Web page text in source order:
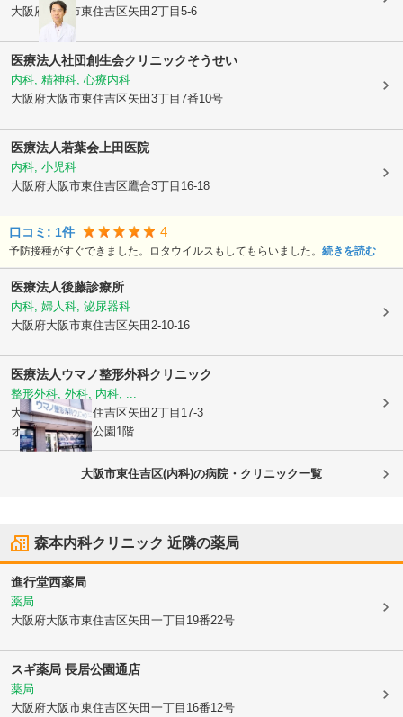
大阪府大阪市東住吉区矢田2丁目5-6
医療法人社団創生会クリニックそうせい
内科, 精神科, 心療内科
大阪府大阪市東住吉区矢田3丁目7番10号
医療法人若葉会 上田医院
内科, 小児科
大阪府大阪市東住吉区鷹合3丁目16-18
口コミ: 1件 4
予防接種がすぐできました。ロタウイルスもしてもらいました。 続きを読む
医療法人後藤診療所
内科, 婦人科, 泌尿器科
大阪府大阪市東住吉区矢田2-10-16
医療法人ウマノ整形外科クリニック
整形外科, 外科, 内科, ...
大阪府大阪市東住吉区矢田2丁目17-3
オーシャン長居公園1階
大阪市東住吉区(内科)の病院・クリニック一覧
森本内科クリニック 近隣の薬局
進行堂西薬局
薬局
大阪府大阪市東住吉区矢田一丁目19番22号
スギ薬局 長居公園通店
薬局
大阪府大阪市東住吉区矢田一丁目16番12号